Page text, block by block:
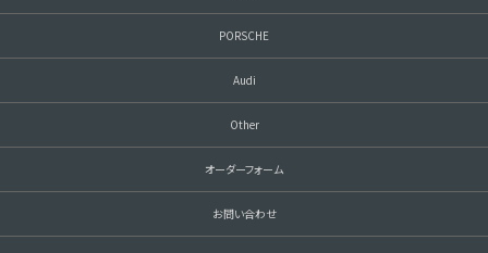
PORSCHE
Audi
Other
オーダーフォーム
お問い合わせ